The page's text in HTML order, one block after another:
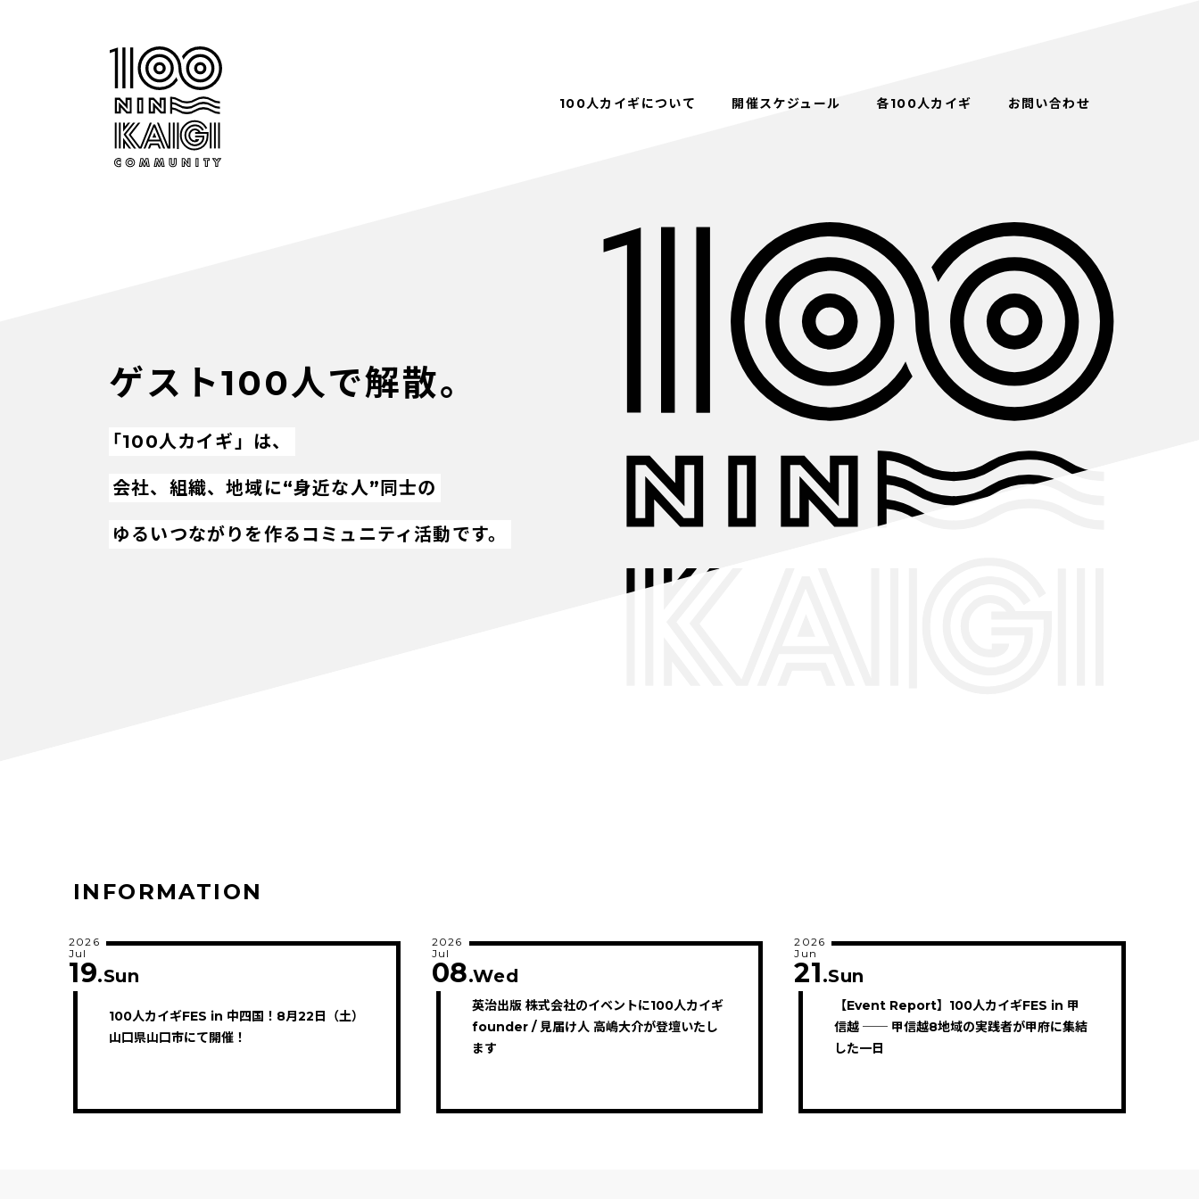
100人カイギについて 開催スケジュール 各100人カイギ お問い合わせ
ゲスト100人で解散。
「100人カイギ」は、
会社、組織、地域に“身近な人”同士の
ゆるいつながりを作るコミュニティ活動です。
INFORMATION
100人カイギFES in 中四国！8月22日（土）
山口県山口市にて開催！
2026
Jul
19.Sun
英治出版 株式会社のイベントに100人カイギ
founder / 見届け人 高嶋大介が登壇いたし
ます
2026
Jul
08.Wed
【Event Report】100人カイギFES in 甲
信越 ── 甲信越8地域の実践者が甲府に集結
した一日
2026
Jun
21.Sun